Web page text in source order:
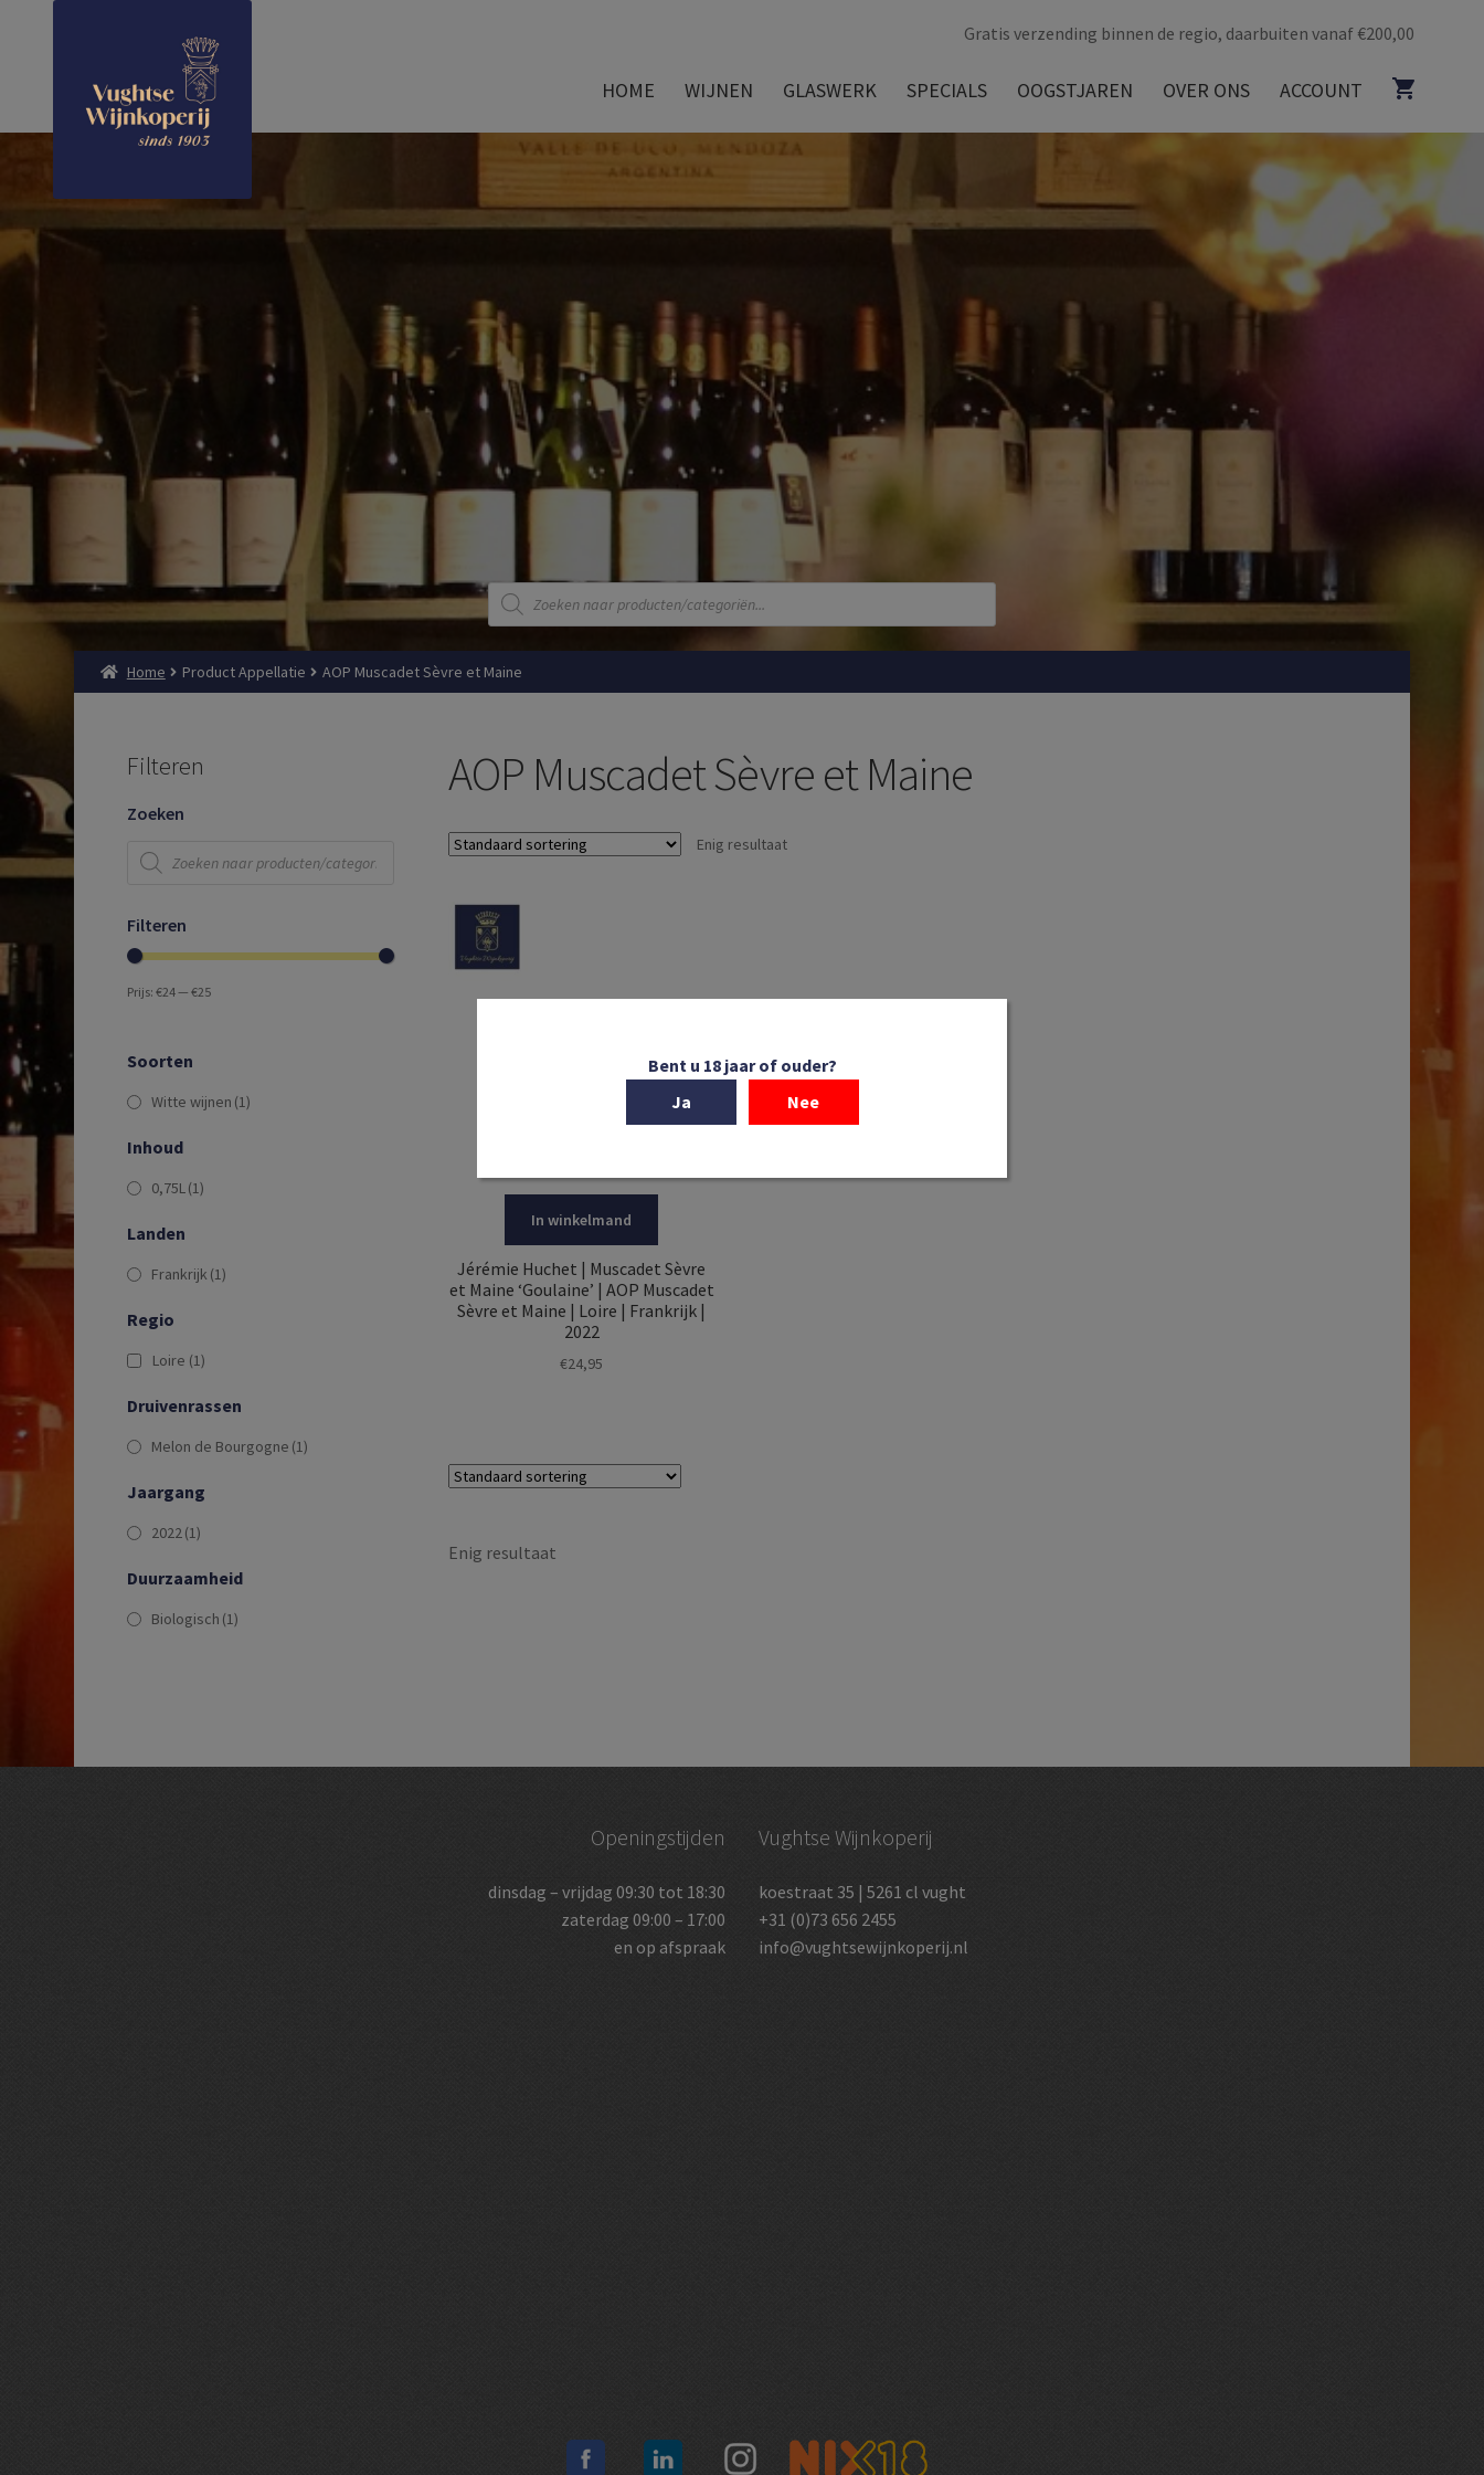
Gratis verzending binnen de regio, daarbuiten vanaf €200,00
HOME WIJNEN GLASWERK SPECIALS OOGSTJAREN OVER ONS ACCOUNT
Producten
zoeken
Home Product Appellatie AOP Muscadet Sèvre et Maine
AOP Muscadet Sèvre et Maine
Enig resultaat
In winkelmand
Jérémie Huchet | Muscadet Sèvre
et Maine ‘Goulaine’ | AOP Muscadet
Sèvre et Maine | Loire | Frankrijk |
2022
€24,95
Enig resultaat
Filteren
Zoeken
Producten
zoeken
Filteren
Prijs:€24—€25
Soorten
Witte wijnen (1)
Inhoud
0,75L(1)
Landen
Frankrijk (1)
Regio
Loire (1)
Druivenrassen
Melon de Bourgogne (1)
Jaargang
2022(1)
Duurzaamheid
Biologisch (1)
Openingstijden
dinsdag – vrijdag 09:30 tot 18:30
zaterdag 09:00 – 17:00
en op afspraak
Vughtse Wijnkoperij
koestraat 35 | 5261 cl vught
+31 (0)73 656 2455
info@vughtsewijnkoperij.nl
Bent u 18 jaar of ouder?
Ja
Nee